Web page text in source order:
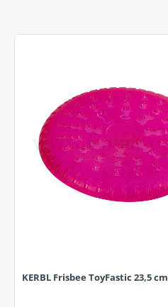
KERBL Frisbee ToyFastic 23,5 cm